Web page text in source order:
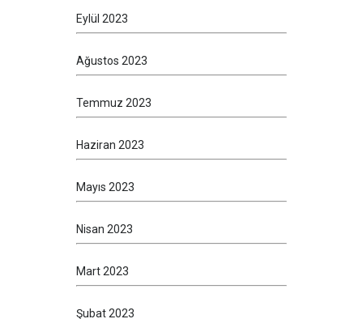
Eylül 2023
Ağustos 2023
Temmuz 2023
Haziran 2023
Mayıs 2023
Nisan 2023
Mart 2023
Şubat 2023